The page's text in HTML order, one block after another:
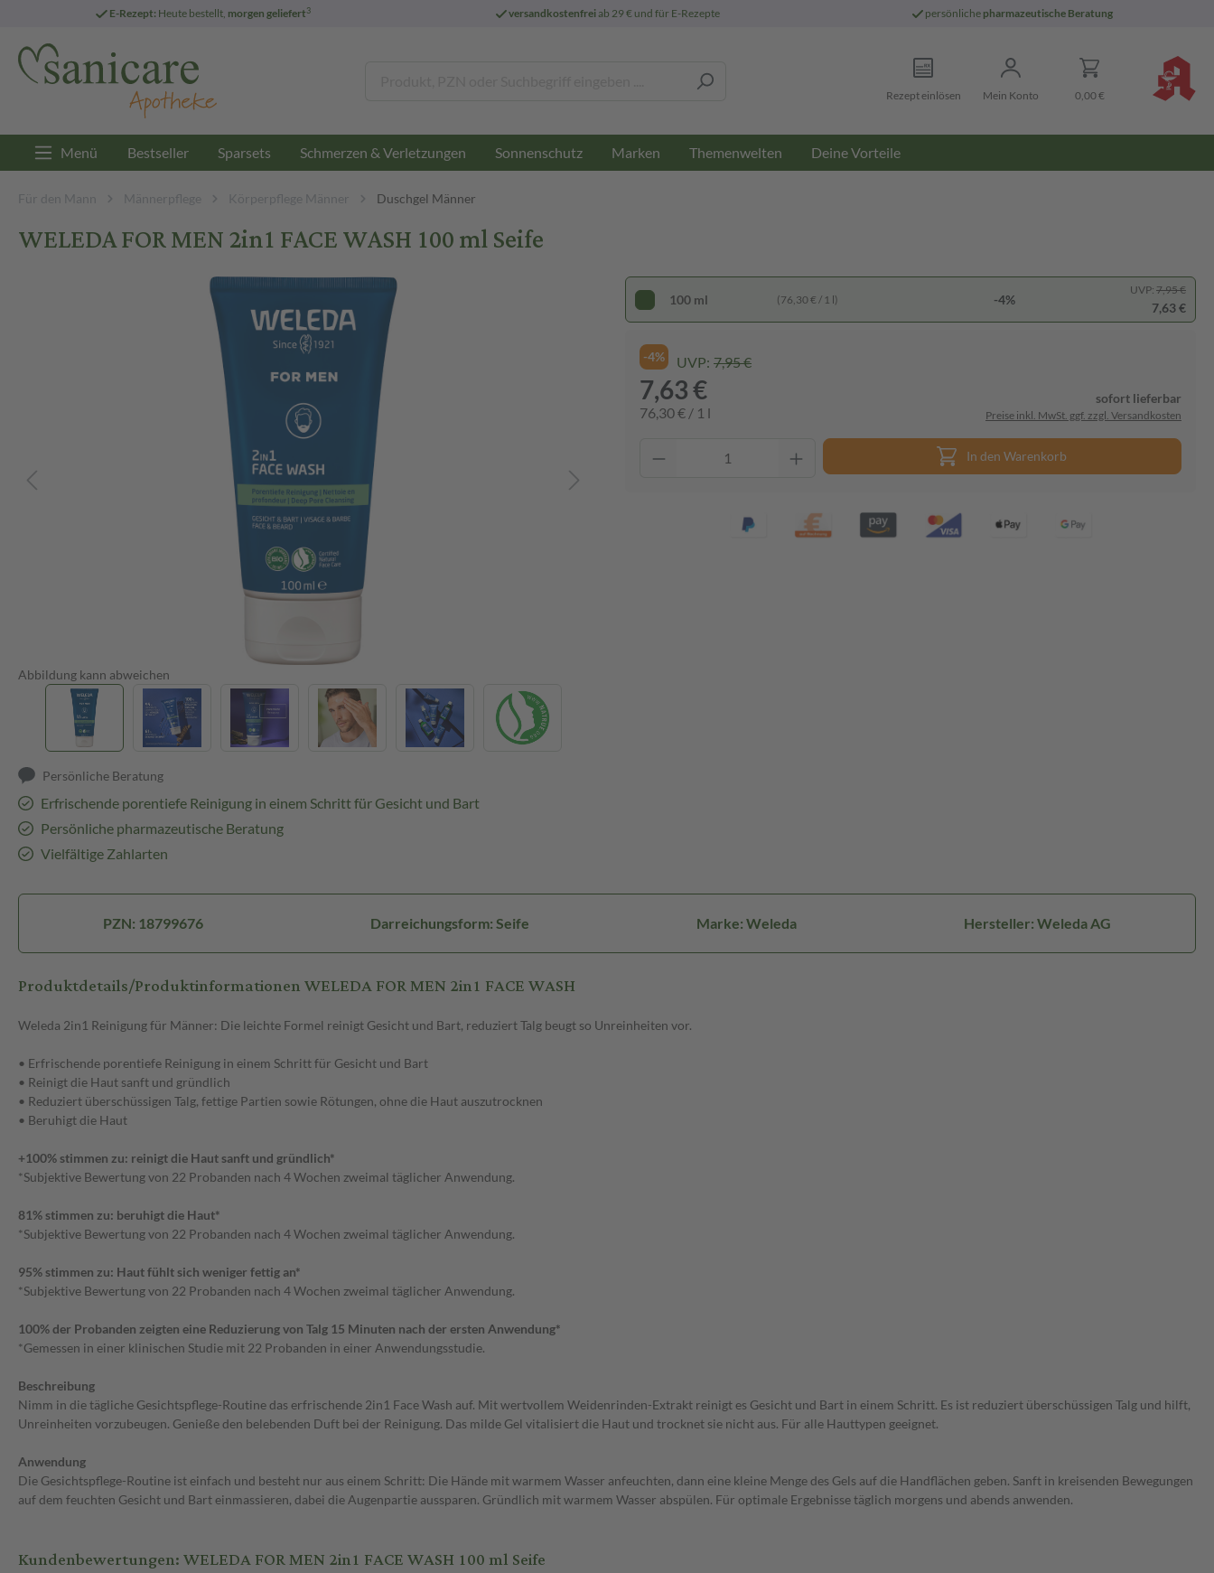
E-Rezept: Heute bestellt, morgen geliefert3 versandkostenfreiab 29 € und für E-Rezepte persönliche pharmazeutische Beratung
Rezept einlösen Mein Konto 0,00 €
Menü Bestseller Sparsets Schmerzen & Verletzungen Sonnenschutz Marken Themenwelten Deine Vorteile
Für den Mann Männerpflege Körperpflege Männer Duschgel Männer
WELEDA FOR MEN 2in1 FACE WASH 100 ml Seife
Abbildung kann abweichen
Persönliche Beratung
Erfrischende porentiefe Reinigung in einem Schritt für Gesicht und Bart
Persönliche pharmazeutische Beratung
Vielfältige Zahlarten
100 ml (76,30 € / 1 l) -4%
UVP: 7,95 €
7,63 €
-4% UVP: 7,95 €
7,63 €
76,30 € / 1 l
sofort lieferbar
Preise inkl. MwSt. ggf. zzgl. Versandkosten
In den Warenkorb
PZN: 18799676 Darreichungsform: Seife Marke: Weleda Hersteller: Weleda AG
Produktdetails/Produktinformationen WELEDA FOR MEN 2in1 FACE WASH
Weleda 2in1 Reinigung für Männer: Die leichte Formel reinigt Gesicht und Bart, reduziert Talg beugt so Unreinheiten vor.
• Erfrischende porentiefe Reinigung in einem Schritt für Gesicht und Bart
• Reinigt die Haut sanft und gründlich
• Reduziert überschüssigen Talg, fettige Partien sowie Rötungen, ohne die Haut auszutrocknen
• Beruhigt die Haut
+100% stimmen zu: reinigt die Haut sanft und gründlich*
*Subjektive Bewertung von 22 Probanden nach 4 Wochen zweimal täglicher Anwendung.
81% stimmen zu: beruhigt die Haut*
*Subjektive Bewertung von 22 Probanden nach 4 Wochen zweimal täglicher Anwendung.
95% stimmen zu: Haut fühlt sich weniger fettig an*
*Subjektive Bewertung von 22 Probanden nach 4 Wochen zweimal täglicher Anwendung.
100% der Probanden zeigten eine Reduzierung von Talg 15 Minuten nach der ersten Anwendung*
*Gemessen in einer klinischen Studie mit 22 Probanden in einer Anwendungsstudie.
Beschreibung
Nimm in die tägliche Gesichtspflege-Routine das erfrischende 2in1 Face Wash auf. Mit wertvollem Weidenrinden-Extrakt reinigt es Gesicht und Bart in einem Schritt. Es ist reduziert überschüssigen Talg und hilft,
Unreinheiten vorzubeugen. Genieße den belebenden Duft bei der Reinigung. Das milde Gel vitalisiert die Haut und trocknet sie nicht aus. Für alle Hauttypen geeignet.
Anwendung
Die Gesichtspflege-Routine ist einfach und besteht nur aus einem Schritt: Die Hände mit warmem Wasser anfeuchten, dann eine kleine Menge des Gels auf die Handflächen geben. Sanft in kreisenden Bewegungen
auf dem feuchten Gesicht und Bart einmassieren, dabei die Augenpartie aussparen. Gründlich mit warmem Wasser abspülen. Für optimale Ergebnisse täglich morgens und abends anwenden.
Kundenbewertungen: WELEDA FOR MEN 2in1 FACE WASH 100 ml Seife